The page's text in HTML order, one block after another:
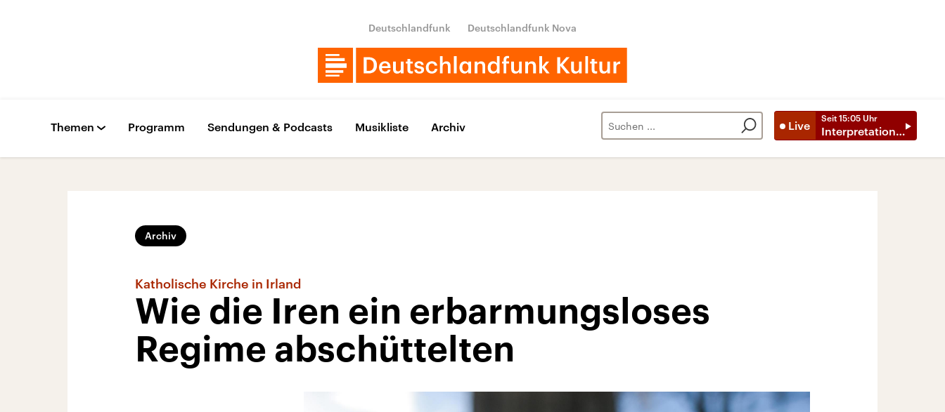
Deutschlandfunk Deutschlandfunk Nova
Live
Seit 15:05 Uhr
Interpretationen
Themen Programm Sendungen & Podcasts Musikliste Archiv
Archiv
Katholische Kirche in Irland
Wie die Iren ein erbarmungsloses
Regime abschüttelten